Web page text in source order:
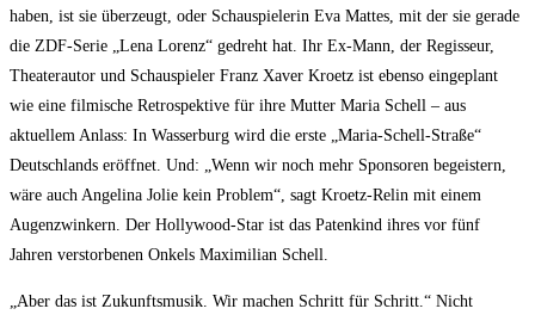
haben, ist sie überzeugt, oder Schauspielerin Eva Mattes, mit der sie gerade
die ZDF-Serie „Lena Lorenz“ gedreht hat. Ihr Ex-Mann, der Regisseur,
Theaterautor und Schauspieler Franz Xaver Kroetz ist ebenso eingeplant
wie eine filmische Retrospektive für ihre Mutter Maria Schell – aus
aktuellem Anlass: In Wasserburg wird die erste „Maria-Schell-Straße“
Deutschlands eröffnet. Und: „Wenn wir noch mehr Sponsoren begeistern,
wäre auch Angelina Jolie kein Problem“, sagt Kroetz-Relin mit einem
Augenzwinkern. Der Hollywood-Star ist das Patenkind ihres vor fünf
Jahren verstorbenen Onkels Maximilian Schell.
„Aber das ist Zukunftsmusik. Wir machen Schritt für Schritt.“ Nicht